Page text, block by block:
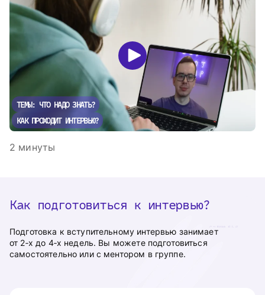
ТЕМЫ: ЧТО НАДО ЗНАТЬ?
КАК ПРОХОДИТ ИНТЕРВЬЮ?
2 минуты
Как подготовиться к интервью?
Подготовка к вступительному интервью занимает
от 2‑х до 4‑х недель. Вы можете подготовиться
самостоятельно или с ментором в группе.